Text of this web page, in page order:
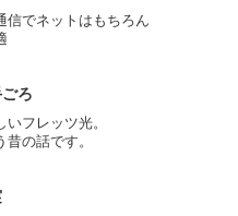
信でネットはもちろん
ろ
フレッツ光。
昔の話です。